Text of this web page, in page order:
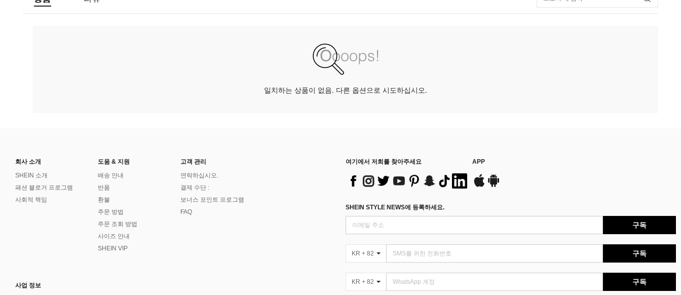
일치하는 상품이 없음. 다른 옵션으로 시도하십시오.
회사 소개
SHEIN 소개
패션 블로거 프로그램
사회적 책임
도움 & 지원
배송 안내
반품
환불
주문 방법
주문 조회 방법
사이즈 안내
SHEIN VIP
고객 관리
연락하십시오.
결제 수단 :
보너스 포인트 프로그램
FAQ
사업 정보
여기에서 저희를 찾아주세요 APP
SHEIN STYLE NEWS에 등록하세요.
구독
KR + 82 구독
KR + 82 구독